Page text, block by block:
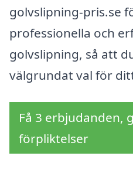
golvslipning-pris.se
professionella och
golvslipning, så att
välgrundat val för
Få 3 erbjudanden,
förpliktelser